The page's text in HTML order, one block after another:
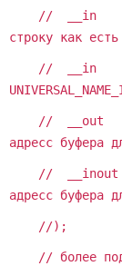
// __in
строку как есть
// __in
// __out
адресс буфера
// __inout
адресс буфера
//);
// более